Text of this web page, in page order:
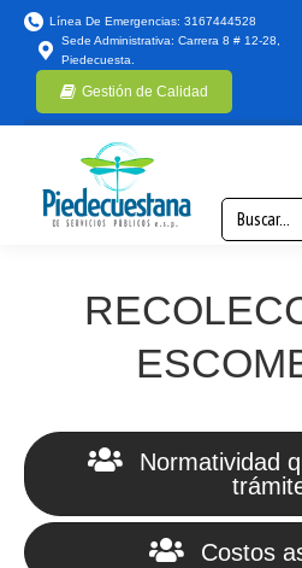
Línea De Emergencias: 3167444528
Sede Administrativa: Carrera 8 # 12-28,
Piedecuesta.
Gestión de Calidad
Normatividad
Costos